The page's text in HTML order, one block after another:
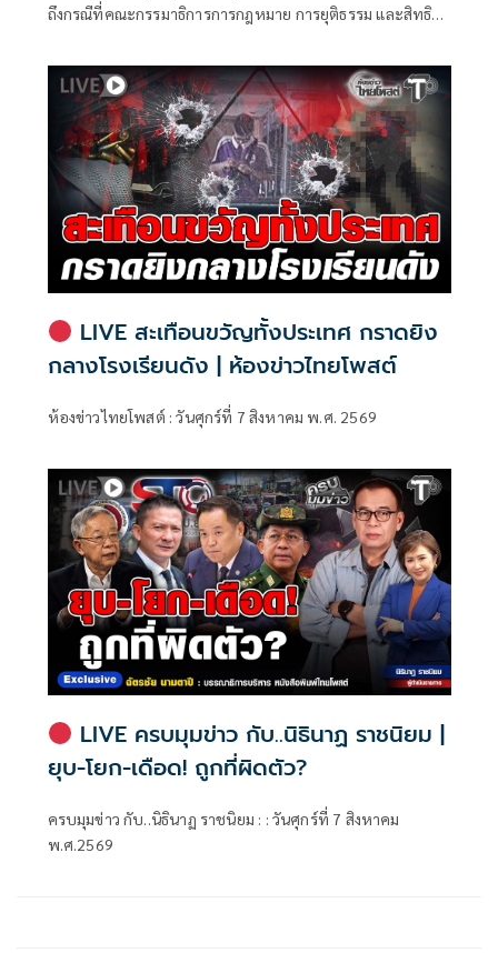
ถึงกรณีที่คณะกรรมาธิการการกฎหมาย การยุติธรรม และสิทธิ
กรรมาธิการ มีการอ้างชื่อนายกรัฐมนตรี เข้าไปเกี่ยวข้องกับการ
ทุจริตสอบท้องถิ่น
LIVE สะเทือนขวัญทั้งประเทศ กราดยิง
กลางโรงเรียนดัง | ห้องข่าวไทยโพสต์
ห้องข่าวไทยโพสต์ : วันศุกร์ที่ 7 สิงหาคม พ.ศ. 2569
LIVE ครบมุมข่าว กับ..นิธินาฏ ราชนิยม |
ยุบ-โยก-เดือด! ถูกที่ผิดตัว?
ครบมุมข่าว กับ..นิธินาฏ ราชนิยม : : วันศุกร์ที่ 7 สิงหาคม
พ.ศ.2569